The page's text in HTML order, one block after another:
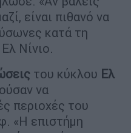
είναι πιθανό να
κατά τη
Νίνιο.
του κύκλου Ελ
να
περιοχές του
«Η επιστήμη